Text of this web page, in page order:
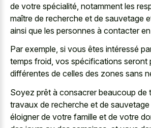
de votre spécialité, notamment les
maître de recherche et de sauvetage
ainsi que les personnes à contacter
Par exemple, si vous êtes intéressé
temps froid, vos spécifications seront
différentes de celles des zones sans
Soyez prêt à consacrer beaucoup de
travaux de recherche et de
éloigner de votre famille et de votre